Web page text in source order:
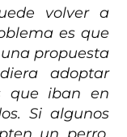
volver a
es que
una propuesta
adoptar
que iban en
Si algunos
un perro,